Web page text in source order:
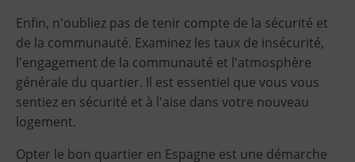
Enfin, n'oubliez pas de tenir compte de la sécurité et
de la communauté. Examinez les taux de insécurité,
l'engagement de la communauté et l'atmosphère
générale du quartier. Il est essentiel que vous vous
sentiez en sécurité et à l'aise dans votre nouveau
logement.
Opter le bon quartier en Espagne est une démarche